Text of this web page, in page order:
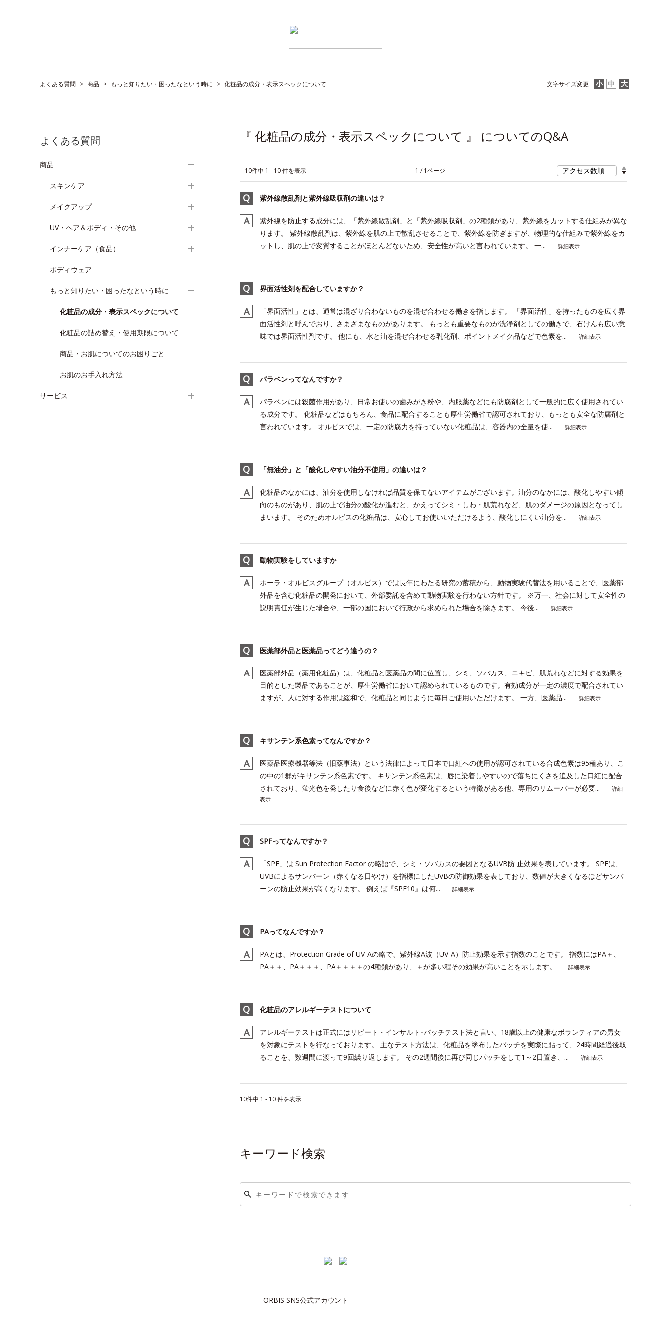
文字サイズ変更
よくある質問 > 商品 > もっと知りたい・困ったなという時に > 化粧品の成分・表示スペックについて
よくある質問
商品
スキンケア
メイクアップ
UV・ヘア＆ボディ・その他
インナーケア（食品）
ボディウェア
もっと知りたい・困ったなという時に
化粧品の成分・表示スペックについて
化粧品の詰め替え・使用期限について
商品・お肌についてのお困りごと
お肌のお手入れ方法
サービス
『 化粧品の成分・表示スペックについて 』 についてのQ&A
10件中 1 - 10 件を表示 1 / 1ページ
紫外線散乱剤と紫外線吸収剤の違いは？
紫外線を防止する成分には、「紫外線散乱剤」と「紫外線吸収剤」の2種類があり、紫外線をカットする仕組みが異な
ります。 紫外線散乱剤は、紫外線を肌の上で散乱させることで、紫外線を防ぎますが、物理的な仕組みで紫外線をカ
ットし、肌の上で変質することがほとんどないため、安全性が高いと言われています。 一...
詳細表示
界面活性剤を配合していますか？
「界面活性」とは、通常は混ざり合わないものを混ぜ合わせる働きを指します。 「界面活性」を持ったものを広く界
面活性剤と呼んでおり、さまざまなものがあります。 もっとも重要なものが洗浄剤としての働きで、石けんも広い意
味では界面活性剤です。 他にも、水と油を混ぜ合わせる乳化剤、ポイントメイク品などで色素を...
詳細表示
パラベンってなんですか？
パラベンには殺菌作用があり、日常お使いの歯みがき粉や、内服薬などにも防腐剤として一般的に広く使用されてい
る成分です。 化粧品などはもちろん、食品に配合することも厚生労働省で認可されており、もっとも安全な防腐剤と
言われています。 オルビスでは、一定の防腐力を持っていない化粧品は、容器内の全量を使...
詳細表示
「無油分」と「酸化しやすい油分不使用」の違いは？
化粧品のなかには、油分を使用しなければ品質を保てないアイテムがございます。油分のなかには、酸化しやすい傾
向のものがあり、肌の上で油分の酸化が進むと、かえってシミ・しわ・肌荒れなど、肌のダメージの原因となってし
まいます。 そのためオルビスの化粧品は、安心してお使いいただけるよう、酸化しにくい油分を...
詳細表示
動物実験をしていますか
ポーラ・オルビスグループ（オルビス）では長年にわたる研究の蓄積から、動物実験代替法を用いることで、医薬部
外品を含む化粧品の開発において、外部委託を含めて動物実験を行わない方針です。 ※万一、社会に対して安全性の
説明責任が生じた場合や、一部の国において行政から求められた場合を除きます。 今後...
詳細表示
医薬部外品と医薬品ってどう違うの？
医薬部外品（薬用化粧品）は、化粧品と医薬品の間に位置し、シミ、ソバカス、ニキビ、肌荒れなどに対する効果を
目的とした製品であることが、厚生労働省において認められているものです。有効成分が一定の濃度で配合されてい
ますが、人に対する作用は緩和で、化粧品と同じように毎日ご使用いただけます。 一方、医薬品...
詳細表示
キサンテン系色素ってなんですか？
医薬品医療機器等法（旧薬事法）という法律によって日本で口紅への使用が認可されている合成色素は95種あり、こ
の中の1群がキサンテン系色素です。 キサンテン系色素は、唇に染着しやすいので落ちにくさを追及した口紅に配合
されており、蛍光色を発したり食後などに赤く色が変化するという特徴がある他、専用のリムーバーが必要...
詳細
表示
SPFってなんですか？
「SPF」は Sun Protection Factor の略語で、シミ・ソバカスの要因となるUVB防 止効果を表しています。 SPFは、
UVBによるサンバーン（赤くなる日やけ）を指標にしたUVBの防御効果を表しており、数値が大きくなるほどサンバ
ーンの防止効果が高くなります。 例えば『SPF10』は何...
詳細表示
PAってなんですか？
PAとは、Protection Grade of UV-Aの略で、紫外線A波（UV-A）防止効果を示す指数のことです。 指数にはPA＋、
PA＋＋、PA＋＋＋、PA＋＋＋＋の4種類があり、＋が多い程その効果が高いことを示します。
詳細表示
化粧品のアレルギーテストについて
アレルギーテストは正式にはリピート・インサルト･パッチテスト法と言い、18歳以上の健康なボランティアの男女
を対象にテストを行なっております。 主なテスト方法は、化粧品を塗布したパッチを実際に貼って、24時間経過後取
ることを、数週間に渡って9回繰り返します。 その2週間後に再び同じパッチをして1～2日置き、...
詳細表示
10件中 1 - 10 件を表示
キーワード検索
ORBIS SNS公式アカウント